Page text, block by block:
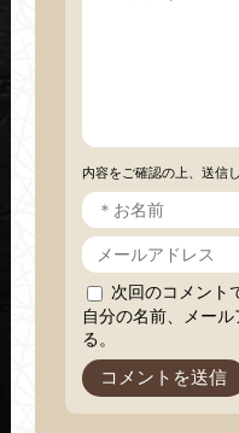
内容をご確認の上、送信
次回のコメント
自分の名前、メー
る。